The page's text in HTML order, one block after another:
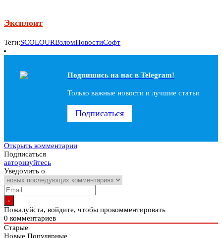
Эксплоит
Теги:SCOLOURВзломНовостиСофт
Подпишись на наc в Telegram!
Только важные новости и лучшие статьи
Подписаться
Открыть комментарии
Подписаться
авторизуйтесь
Уведомить о
Пожалуйста, войдите, чтобы прокомментировать
0 комментариев
Старые
Новые Популярные